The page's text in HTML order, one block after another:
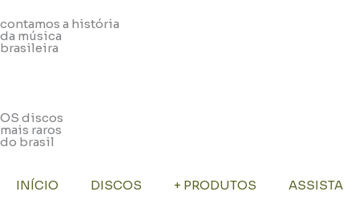
m
p
contamos a história
da música
brasileira
OS discos
mais raros
do brasil
INÍCIO DISCOS + PRODUTOS ASSISTA